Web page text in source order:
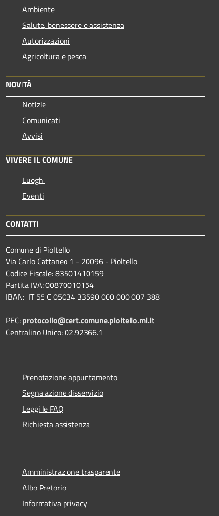
Ambiente
Salute, benessere e assistenza
Autorizzazioni
Agricoltura e pesca
NOVITÀ
Notizie
Comunicati
Avvisi
VIVERE IL COMUNE
Luoghi
Eventi
CONTATTI
Comune di Pioltello
Via Carlo Cattaneo 1 - 20096 - Pioltello
Codice Fiscale: 83501410159
Partita IVA: 00870010154
IBAN: IT 55 C 05034 33590 000 000 007 388
PEC: protocollo@cert.comune.pioltello.mi.it
Centralino Unico: 02.92366.1
Prenotazione appuntamento
Segnalazione disservizio
Leggi le FAQ
Richiesta assistenza
Amministrazione trasparente
Albo Pretorio
Informativa privacy